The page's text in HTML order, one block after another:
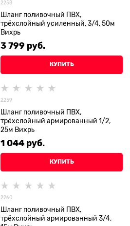
2258
Шланг поливочный ПВХ,
трёхслойный усиленный, 3/4, 50м
Вихрь
3 799 руб.
КУПИТЬ
2259
Шланг поливочный ПВХ,
трёхслойный армированный 1/2,
25м Вихрь
1 044 руб.
КУПИТЬ
2260
Шланг поливочный ПВХ,
трёхслойный армированный 3/4,